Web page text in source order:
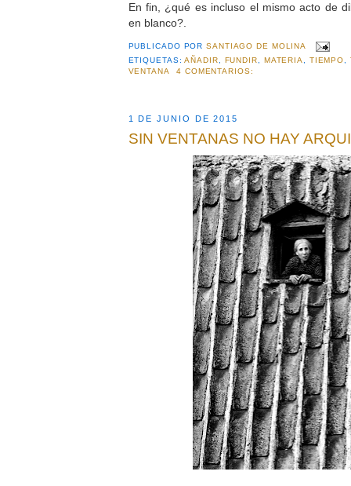
En fin, ¿qué es incluso el mismo acto de
en blanco?.
PUBLICADO PORSANTIAGO DE MOLINA
ETIQUETAS:AÑADIR FUNDIR MATERIA TIEMPO
VENTANA
4 COMENTARIOS:
1 DE JUNIO DE 2015
SIN VENTANAS NO HAY